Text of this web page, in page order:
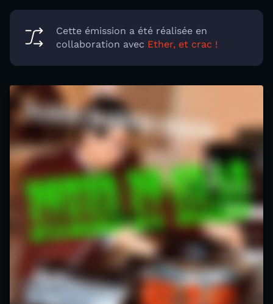
Cette émission a été réalisée en
collaboration avec Ether, et crac !